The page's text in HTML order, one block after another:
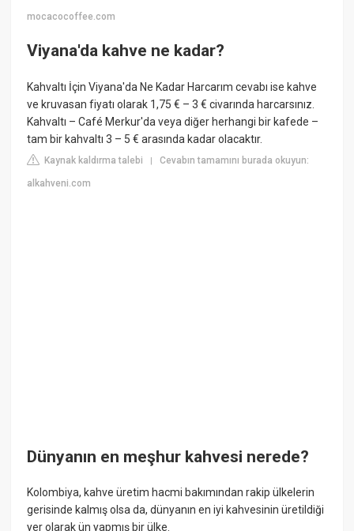
mocacocoffee.com
Viyana'da kahve ne kadar?
Kahvaltı İçin Viyana'da Ne Kadar Harcarım cevabı ise kahve
ve kruvasan fiyatı olarak 1,75 € – 3 € civarında harcarsınız.
Kahvaltı – Café Merkur'da veya diğer herhangi bir kafede –
tam bir kahvaltı 3 – 5 € arasında kadar olacaktır.
Kaynak kaldırma talebi |Cevabın tamamını burada okuyun:
alkahveni.com
Dünyanın en meşhur kahvesi nerede?
Kolombiya, kahve üretim hacmi bakımından rakip ülkelerin
gerisinde kalmış olsa da, dünyanın en iyi kahvesinin üretildiği
yer olarak ün yapmış bir ülke.